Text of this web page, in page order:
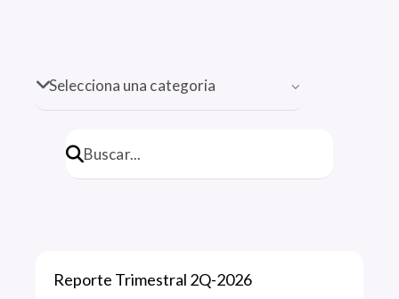
Reporte Trimestral 2Q-2026